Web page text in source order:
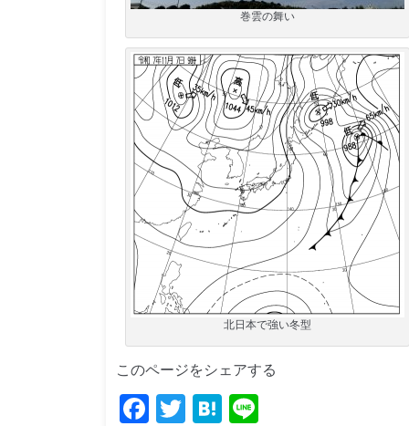
巻雲の舞い
北日本で強い冬型
このページをシェアする
Facebook
TwitterHatena